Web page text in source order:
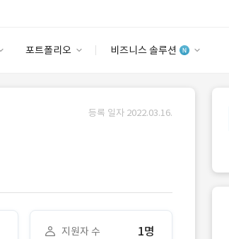
포트폴리오 비즈니스 솔루션
안심 코드 케어
등록 일자 2022.03.16.
지원자 수 1명